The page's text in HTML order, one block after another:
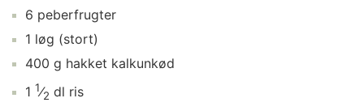
6 peberfrugter
1 løg (stort)
400 g hakket kalkunkød
1 1⁄2 dl ris